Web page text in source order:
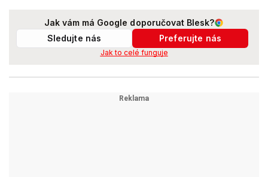
Jak vám má Google doporučovat Blesk?
Sledujte nás
Preferujte nás
Jak to celé funguje